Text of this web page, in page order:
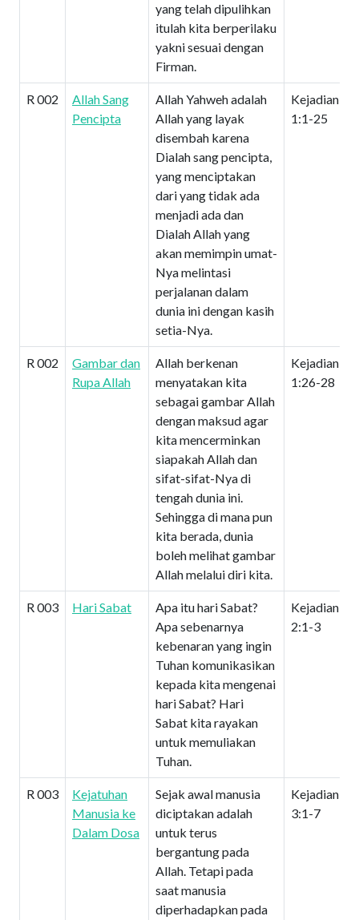
yang telah dipulihkan
itulah kita berperilaku
yakni sesuai dengan
Firman.
R 002
Allah Sang
Pencipta
Allah Yahweh adalah
Allah yang layak
disembah karena
Dialah sang pencipta,
yang menciptakan
dari yang tidak ada
menjadi ada dan
Dialah Allah yang
akan memimpin umat-
Nya melintasi
perjalanan dalam
dunia ini dengan kasih
setia-Nya.
Kejadian
1:1-25
R 002
Gambar dan
Rupa Allah
Allah berkenan
menyatakan kita
sebagai gambar Allah
dengan maksud agar
kita mencerminkan
siapakah Allah dan
sifat-sifat-Nya di
tengah dunia ini.
Sehingga di mana pun
kita berada, dunia
boleh melihat gambar
Allah melalui diri kita.
Kejadian
1:26-28
R 003 Hari Sabat
Apa itu hari Sabat?
Apa sebenarnya
kebenaran yang ingin
Tuhan komunikasikan
kepada kita mengenai
hari Sabat? Hari
Sabat kita rayakan
untuk memuliakan
Tuhan.
Kejadian
2:1-3
R 003
Kejatuhan
Manusia ke
Dalam Dosa
Sejak awal manusia
diciptakan adalah
untuk terus
bergantung pada
Allah. Tetapi pada
saat manusia
diperhadapkan pada
Kejadian
3:1-7